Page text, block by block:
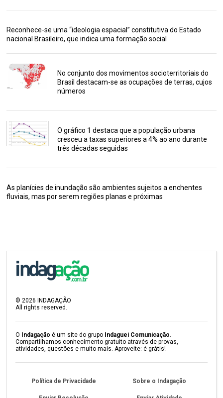
Reconhece-se uma “ideologia espacial” constitutiva do Estado
nacional Brasileiro, que indica uma formação social
No conjunto dos movimentos socioterritoriais do
Brasil destacam-se as ocupações de terras, cujos
números
O gráfico 1 destaca que a população urbana
cresceu a taxas superiores a 4% ao ano durante
três décadas seguidas
As planícies de inundação são ambientes sujeitos a enchentes
fluviais, mas por serem regiões planas e próximas
©2026 INDAGAÇÃO
All rights reserved.
O Indagação é um site do grupo Indaguei Comunicação.
Compartilhamos conhecimento gratuito através de provas,
atividades, questões e muito mais. Aproveite: é grátis!
Política de Privacidade Sobre o Indagação